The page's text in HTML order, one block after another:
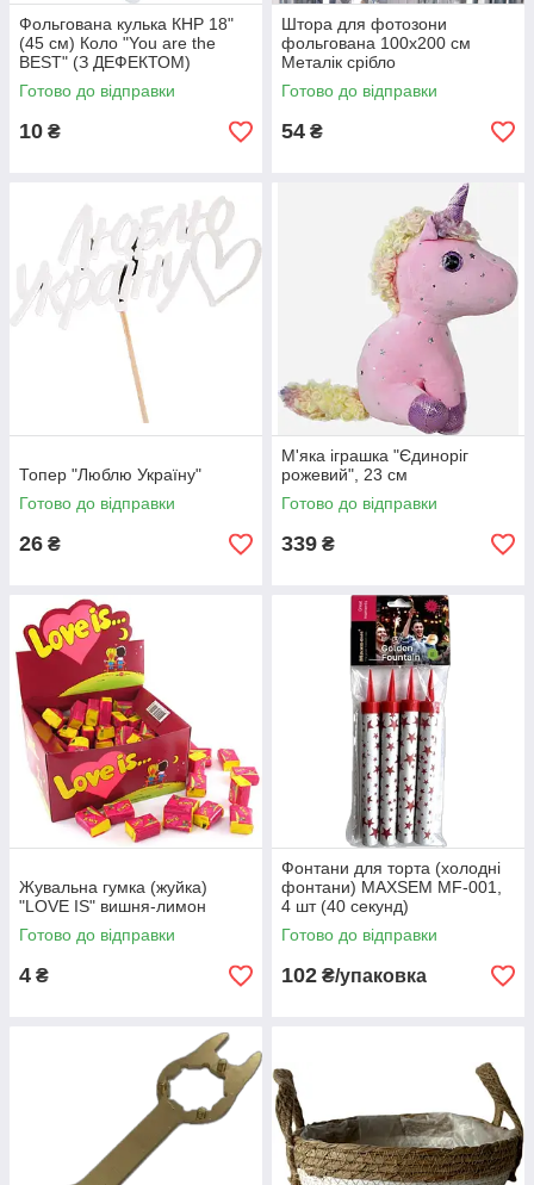
Фольгована кулька КНР 18"
(45 см) Коло "You are the
BEST" (З ДЕФЕКТОМ)
Готово до відправки
10 ₴
Штора для фотозони
фольгована 100х200 см
Металік срібло
Готово до відправки
54 ₴
Топер "Люблю Україну"
Готово до відправки
26 ₴
М'яка іграшка "Єдиноріг
рожевий", 23 см
Готово до відправки
339 ₴
Жувальна гумка (жуйка)
"LOVE IS" вишня-лимон
Готово до відправки
4 ₴
Фонтани для торта (холодні
фонтани) MAXSEM MF-001,
4 шт (40 секунд)
Готово до відправки
102 ₴/упаковка